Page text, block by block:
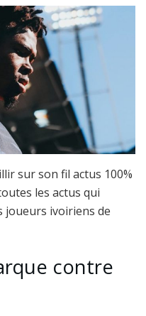
sur son fil actus 100%
les actus qui
joueurs ivoiriens de
contre